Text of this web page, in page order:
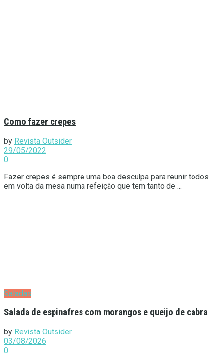
Como fazer crepes
by Revista Outsider
29/05/2022
0
Fazer crepes é sempre uma boa desculpa para reunir todos
em volta da mesa numa refeição que tem tanto de ...
Saladas
Salada de espinafres com morangos e queijo de cabra
by Revista Outsider
03/08/2026
0